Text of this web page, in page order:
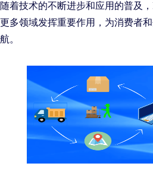
随着技术的不断进步和应用的普及
更多领域发挥重要作用，为消费者
航。